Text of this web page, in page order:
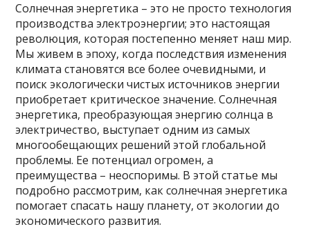
Солнечная энергетика – это не просто технология
производства электроэнергии; это настоящая
революция, которая постепенно меняет наш мир.
Мы живем в эпоху, когда последствия изменения
климата становятся все более очевидными, и
поиск экологически чистых источников энергии
приобретает критическое значение. Солнечная
энергетика, преобразующая энергию солнца в
электричество, выступает одним из самых
многообещающих решений этой глобальной
проблемы. Ее потенциал огромен, а
преимущества – неоспоримы. В этой статье мы
подробно рассмотрим, как солнечная энергетика
помогает спасать нашу планету, от экологии до
экономического развития.